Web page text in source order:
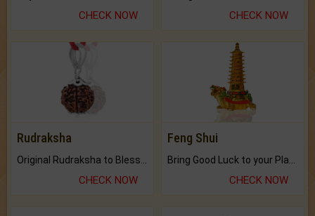
CHECK NOW CHECK NOW
Rudraksha
CHECK NOW
Feng Shui
CHECK NOW